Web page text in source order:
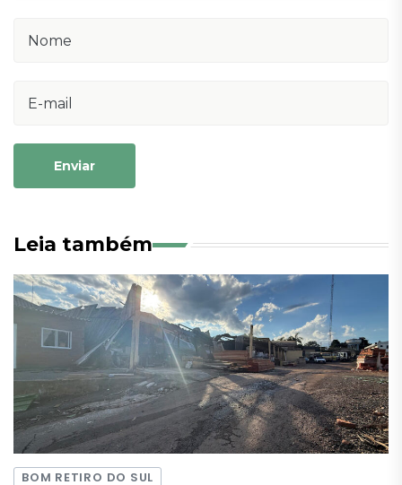
Enviar
Leia também
BOM RETIRO DO SUL